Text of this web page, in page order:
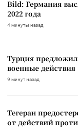
Bild: Германия
2022 года
4 минуты назад
Турция
военные действия
9 минут назад
Тегеран
от действий